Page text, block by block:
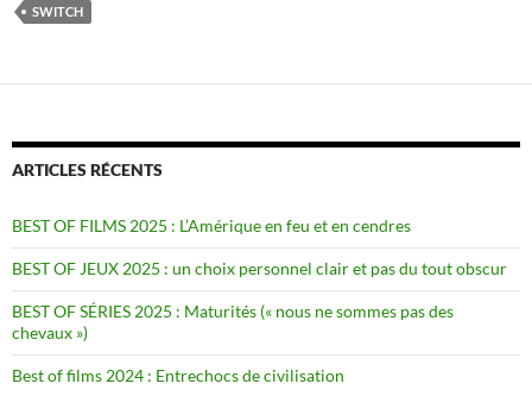
SWITCH
ARTICLES RÉCENTS
BEST OF FILMS 2025 : L’Amérique en feu et en cendres
BEST OF JEUX 2025 : un choix personnel clair et pas du tout obscur
BEST OF SÉRIES 2025 : Maturités (« nous ne sommes pas des
chevaux »)
Best of films 2024 : Entrechocs de civilisation